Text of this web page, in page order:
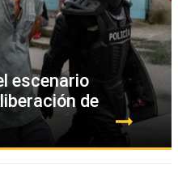
escenario
de